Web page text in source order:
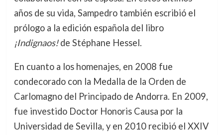
años de su vida, Sampedro también escribió el
prólogo a la edición española del libro
¡Indignaos!de Stéphane Hessel.
En cuanto a los homenajes, en 2008 fue
condecorado con la Medalla de la Orden de
Carlomagno del Principado de Andorra. En 2009,
fue investido Doctor Honoris Causa por la
Universidad de Sevilla, y en 2010 recibió el XXIV